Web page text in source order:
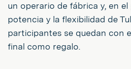
un operario de fábrica y, en el
potencia y la flexibilidad de
participantes se quedan con
final como regalo.